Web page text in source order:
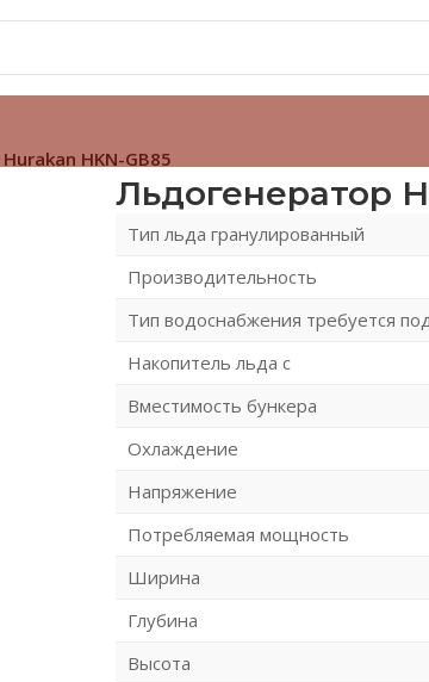
HKN-GB85
Льдогенератор
Тип льда гранулированный
Производительность
Тип водоснабжения требуется
Накопитель льда с
Вместимость бункера
Охлаждение
Напряжение
Потребляемая мощность
Ширина
Глубина
Высота